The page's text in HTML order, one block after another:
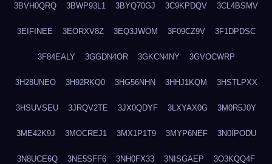
3BVH0QRQ 3BWP93L1 3BYQ70GJ 3C9KPDQV 3CL4BSMV
3EIFINEE 3EORXV8Z 3EQ3JWOM 3F09CZ9V 3F1DPDSC
3F84EALY 3GGDN4OR 3GKCN4NY 3GVOCWRP
3H28UNEO 3H92RKQ0 3HG56NHN 3HHJ1KQM 3HSTLPXX
3HSUVSEU 3JRQV2TE 3JX0QDYF 3LXYAX0G 3M0R5J0Y
3ME42K9J 3MOCREJ1 3MX1P1T9 3MYP6NEF 3N0IPODU
3N8UCE6Q 3NE5SFF6 3NH0FX33 3NISGAEP 3O3KQQ4F